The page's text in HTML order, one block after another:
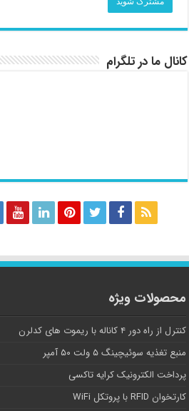
کانال ما در تلگرام
محصولات ویژه
کنترل از راه دور ۴ کاناله با ریموت های کدلرن
منبع تغذیه سوئیچینگ ۵ ولت ۵۰ آمپر
پرداخت الکترونیک کرایه تاکسی
کارتخوان RFID با پروتکل WiFi